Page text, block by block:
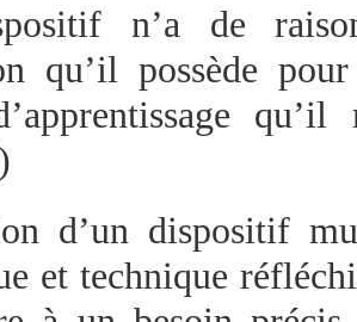
n’a de
qu’il possède
d’un dispositif
et technique